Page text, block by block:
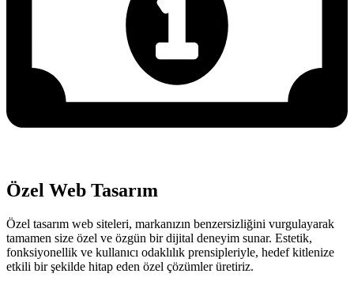
Özel Web Tasarım
Özel tasarım web siteleri, markanızın benzersizliğini vurgulayarak
tamamen size özel ve özgün bir dijital deneyim sunar. Estetik,
fonksiyonellik ve kullanıcı odaklılık prensipleriyle, hedef kitlenize
etkili bir şekilde hitap eden özel çözümler üretiriz.